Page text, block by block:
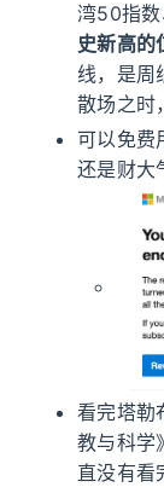
湾50指数
史新高的
线，是周
散场之时
可以免
还是财大
看完塔勒
教与科学
直没有看